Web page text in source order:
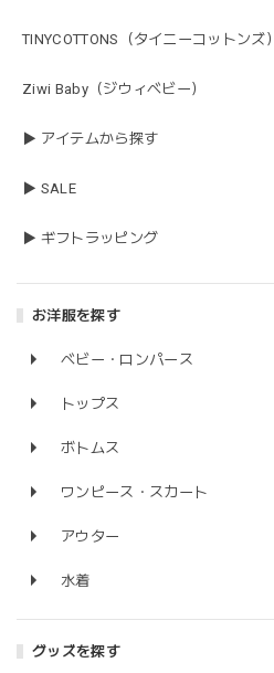
TINYCOTTONS（タイニーコットンズ）
Ziwi Baby（ジウィベビー）
▶ アイテムから探す
▶ SALE
▶ ギフトラッピング
お洋服を探す
ベビー・ロンパース
トップス
ボトムス
ワンピース・スカート
アウター
水着
グッズを探す